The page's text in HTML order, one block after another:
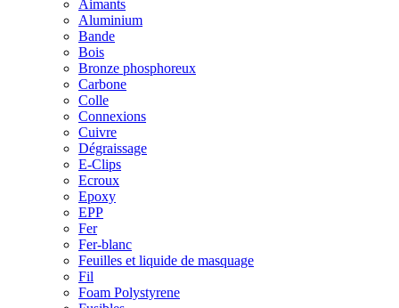
Aimants
Aluminium
Bande
Bois
Bronze phosphoreux
Carbone
Colle
Connexions
Cuivre
Dégraissage
E-Clips
Ecroux
Epoxy
EPP
Fer
Fer-blanc
Feuilles et liquide de masquage
Fil
Foam Polystyrene